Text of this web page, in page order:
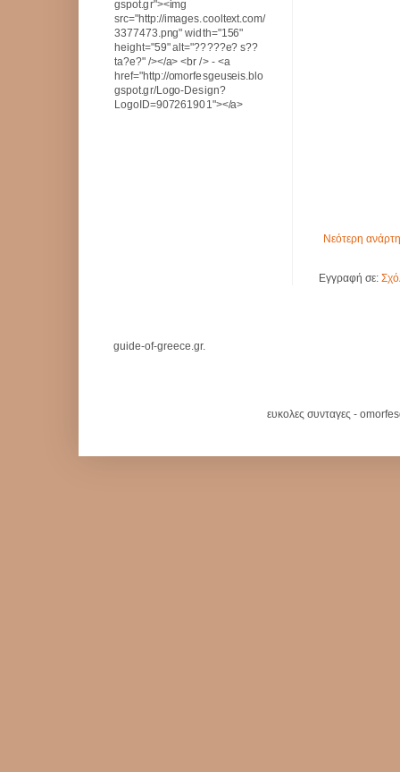
Νεότερη
Εγγραφή σε:
gspot.gr"><img
src="http://images.cooltext.com/
3377473.png" width="156"
height="59" alt="?????e? s??
ta?e?" /></a> <br /> - <a
href="http://omorfesgeuseis.blo
gspot.gr/Logo-Design?
LogoID=907261901"></a>
guide-of-greece.gr.
ευκολες συνταγες -